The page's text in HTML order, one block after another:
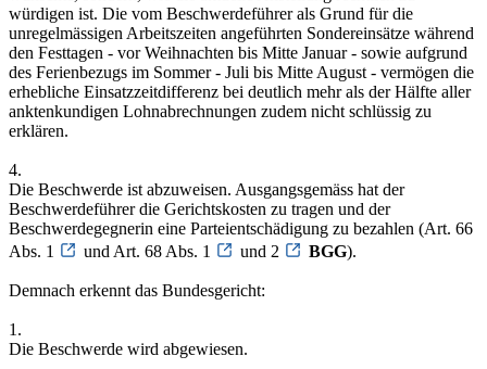
würdigen ist. Die vom Beschwerdeführer als Grund für die
unregelmässigen Arbeitszeiten angeführten Sondereinsätze während
den Festtagen - vor Weihnachten bis Mitte Januar - sowie aufgrund
des Ferienbezugs im Sommer - Juli bis Mitte August - vermögen die
erhebliche Einsatzzeitdifferenz bei deutlich mehr als der Hälfte aller
anktenkundigen Lohnabrechnungen zudem nicht schlüssig zu
erklären.
4.
Die Beschwerde ist abzuweisen. Ausgangsgemäss hat der
Beschwerdeführer die Gerichtskosten zu tragen und der
Beschwerdegegnerin eine Parteientschädigung zu bezahlen (Art. 66
Abs. 1
und Art. 68 Abs. 1 und 2 BGG).
Demnach erkennt das Bundesgericht:
1.
Die Beschwerde wird abgewiesen.